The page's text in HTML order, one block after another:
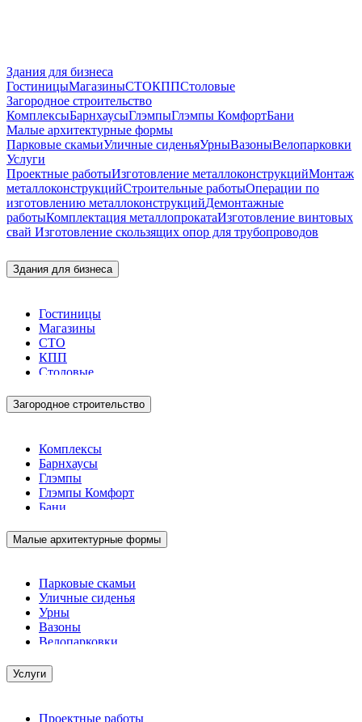
Здания для бизнеса
ГостиницыМагазиныСТОКППСтоловые
Загородное строительство
КомплексыБарнхаусыГлэмпыГлэмпы КомфортБани
Малые архитектурные формы
Парковые скамьиУличные сиденьяУрныВазоныВелопарковки
Услуги
Проектные работыИзготовление металлоконструкцийМонтаж
металлоконструкцийСтроительные работыОперации по
изготовлению металлоконструкцийДемонтажные
работыКомплектация металлопрокатаИзготовление винтовых
свай Изготовление скользящих опор для трубопроводов
Здания для бизнеса
Гостиницы
Магазины
СТО
КПП
Столовые
Загородное строительство
Комплексы
Барнхаусы
Глэмпы
Глэмпы Комфорт
Бани
Малые архитектурные формы
Парковые скамьи
Уличные сиденья
Урны
Вазоны
Велопарковки
Услуги
Проектные работы